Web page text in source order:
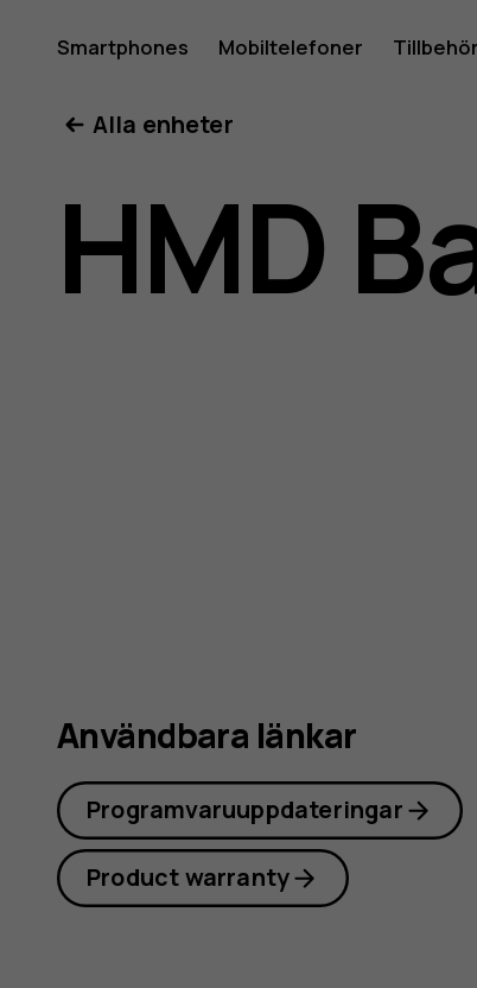
HMD
Barça
3210
Smartphones Mobiltelefoner Tillbehör
Alla enheter
HMD
Användbara länkar
Programvaruuppdateringar
Product warranty